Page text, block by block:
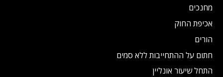
מחנכים
אכיפת החוק
הורים
חתום על ההתחייבות ללא סמים
התחל שיעור אונליין